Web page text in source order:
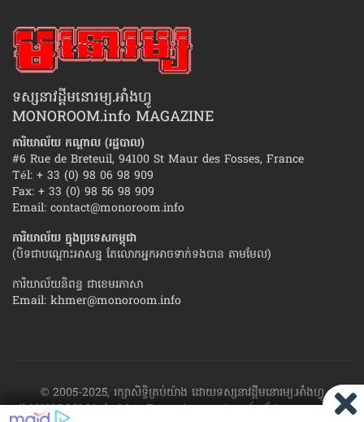
ទស្សនាវដ្ដីមនោរម្យ.អាំងហ្វូ
MONOROOM.info MAGAZINE
ការិយាល័យ កណ្ដាល (រដ្ឋបាល)
#6 Rue de Breteuil, 94100 St Maur des Fosses, France
Tél: + 33 (0) 98 06 98 909
Fax: + 33 (0) 98 56 98 909
Email: contact@monoroom.info
ការិយាល័យ ក្នុង​ប្រទេស​កម្ពុជា
(បិទជាបណ្ដោះអាសន្ន តែលោកអ្នកអាចទាក់ទងបាន តាមមែល)
ការិយាល័យនិពន្ធ ជាខេមរភាសា
Email: khmer@monoroom.info
© 2005-2025, រក្សាសិទ្ធិគ្រប់យ៉ាង ដោយទស្សនាវដ្ដី​មនោរម្យ.អាំងហ្វូ
(MONOROOM.info Mag France)។ ហាម​ដក​ស្រង់​នូវ​ផ្នែក​ណា​មួយ​ ឬ​ផ្នែក​